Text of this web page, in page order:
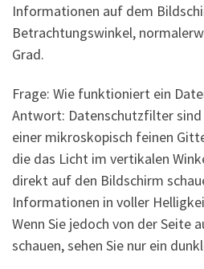
Informationen auf dem
Betrachtungswinkel,
Grad.
Frage: Wie funktioniert ein
Antwort: Datenschutzfilter
einer mikroskopisch feinen
die das Licht im vertikalen
direkt auf den Bildschirm
Informationen in voller
Wenn Sie jedoch von der Seite
schauen, sehen Sie nur ein